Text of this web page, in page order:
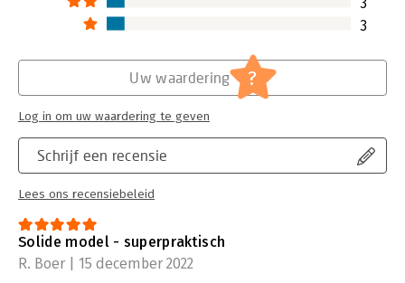
3
Schrijf een recensie
Lees ons recensiebeleid
Uw waardering ?
Log in om uw waardering te geven
Solide model - superpraktisch
R. Boer | 15 december 2022